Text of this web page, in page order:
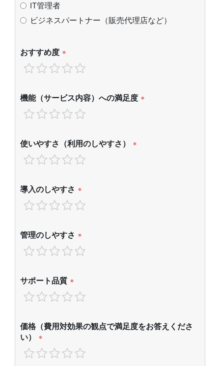
IT管理者
ビジネスパートナー（販売代理店など）
おすすめ度 *
機能（サービス内容）への満足度 *
使いやすさ（利用のしやすさ） *
導入のしやすさ *
管理のしやすさ *
サポート品質 *
価格（費用対効果の観点で満足度をお答えくださ
い）
*